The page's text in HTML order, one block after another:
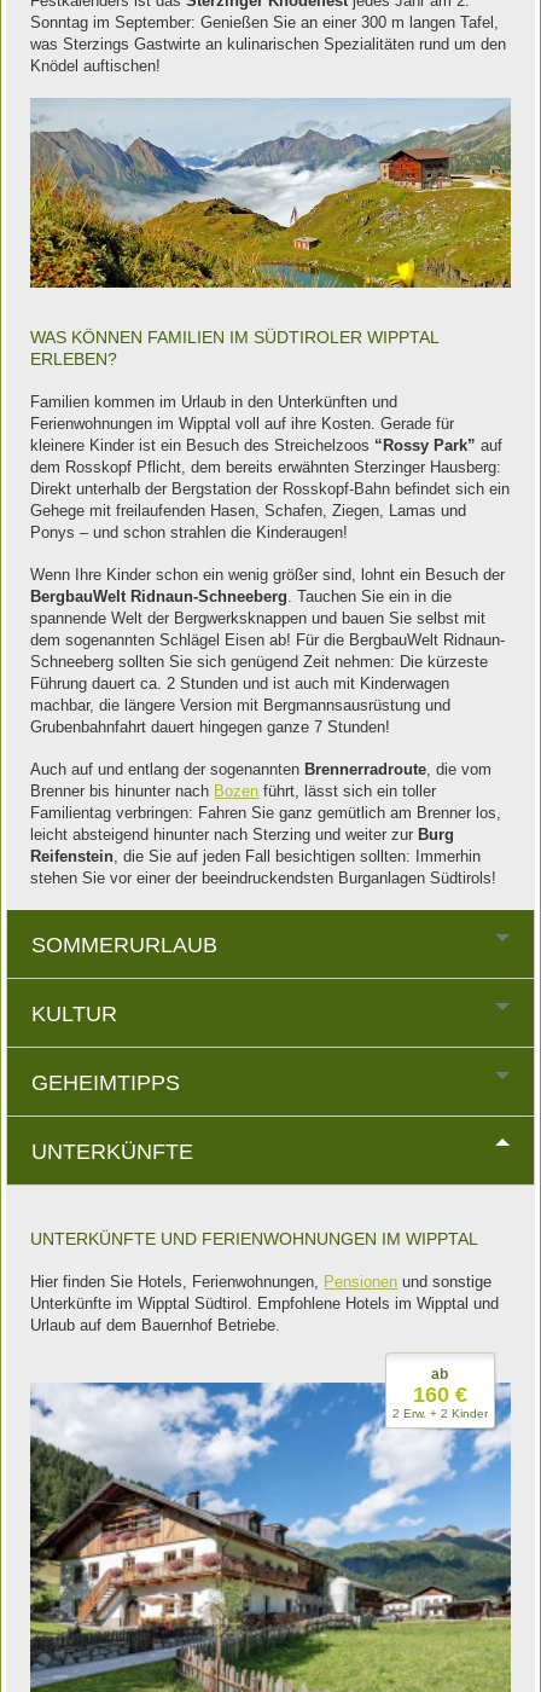
Sonntag im September: Genießen Sie an einer 300 m langen Tafel,
was Sterzings Gastwirte an kulinarischen Spezialitäten rund um den
Knödel auftischen!
WAS KÖNNEN FAMILIEN IM SÜDTIROLER WIPPTAL
ERLEBEN?
Familien kommen im Urlaub in den Unterkünften und
Ferienwohnungen im Wipptal voll auf ihre Kosten. Gerade für
kleinere Kinder ist ein Besuch des Streichelzoos “Rossy Park” auf
dem Rosskopf Pflicht, dem bereits erwähnten Sterzinger Hausberg:
Direkt unterhalb der Bergstation der Rosskopf-Bahn befindet sich ein
Gehege mit freilaufenden Hasen, Schafen, Ziegen, Lamas und
Ponys – und schon strahlen die Kinderaugen!
Wenn Ihre Kinder schon ein wenig größer sind, lohnt ein Besuch der
BergbauWelt Ridnaun-Schneeberg. Tauchen Sie ein in die
spannende Welt der Bergwerksknappen und bauen Sie selbst mit
dem sogenannten Schlägel Eisen ab! Für die BergbauWelt Ridnaun-
Schneeberg sollten Sie sich genügend Zeit nehmen: Die kürzeste
Führung dauert ca. 2 Stunden und ist auch mit Kinderwagen
machbar, die längere Version mit Bergmannsausrüstung und
Grubenbahnfahrt dauert hingegen ganze 7 Stunden!
Auch auf und entlang der sogenannten Brennerradroute, die vom
Brenner bis hinunter nach Bozen führt, lässt sich ein toller
Familientag verbringen: Fahren Sie ganz gemütlich am Brenner los,
leicht absteigend hinunter nach Sterzing und weiter zur Burg
Reifenstein, die Sie auf jeden Fall besichtigen sollten: Immerhin
stehen Sie vor einer der beeindruckendsten Burganlagen Südtirols!
SOMMERURLAUB
KULTUR
GEHEIMTIPPS
UNTERKÜNFTE
UNTERKÜNFTE UND FERIENWOHNUNGEN IM WIPPTAL
Hier finden Sie Hotels, Ferienwohnungen, Pensionen und sonstige
Unterkünfte im Wipptal Südtirol. Empfohlene Hotels im Wipptal und
Urlaub auf dem Bauernhof Betriebe.
ab
160 €
2 Erw. + 2 Kinder